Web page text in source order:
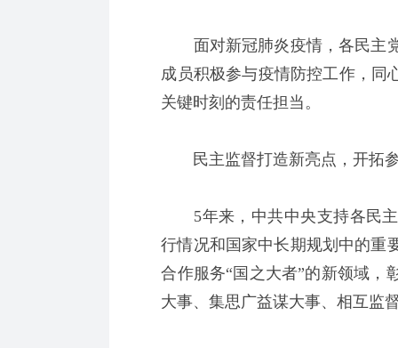
面对新冠肺炎疫情，各民主党
成员积极参与疫情防控工作，同
关键时刻的责任担当。
民主监督打造新亮点，开拓
5年来，中共中央支持各民主
行情况和国家中长期规划中的重
合作服务“国之大者”的新领域，
大事、集思广益谋大事、相互监